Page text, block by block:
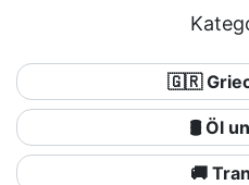
🇬🇷
🛢 Öl
🚚